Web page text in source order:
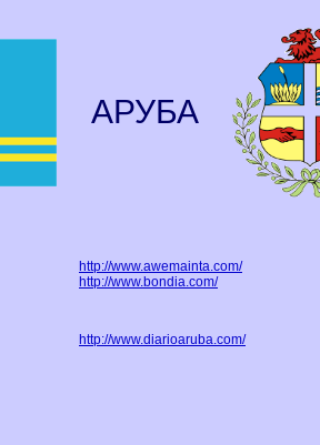
АРУБА
http://www.awemainta.com/
http://www.bondia.com/
http://www.diarioaruba.com/